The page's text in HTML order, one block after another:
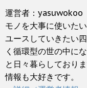
運営者：yasuwokoo
モノを大事に使いた
ユースしていきたい
く循環型の世の中に
と日々暮らしており
情報も大好きです。